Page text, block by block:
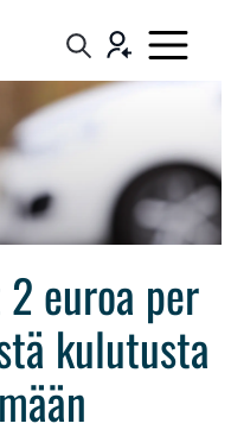
euroa per
kulutusta